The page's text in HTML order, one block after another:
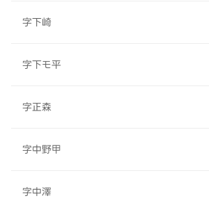
字下崎
字下モ平
字正森
字中野甲
字中澤